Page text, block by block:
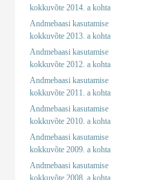
kokkuvõte 2014. a kohta
Andmebaasi kasutamise
kokkuvõte 2013. a kohta
Andmebaasi kasutamise
kokkuvõte 2012. a kohta
Andmebaasi kasutamise
kokkuvõte 2011. a kohta
Andmebaasi kasutamise
kokkuvõte 2010. a kohta
Andmebaasi kasutamise
kokkuvõte 2009. a kohta
Andmebaasi kasutamise
kokkuvõte 2008. a kohta